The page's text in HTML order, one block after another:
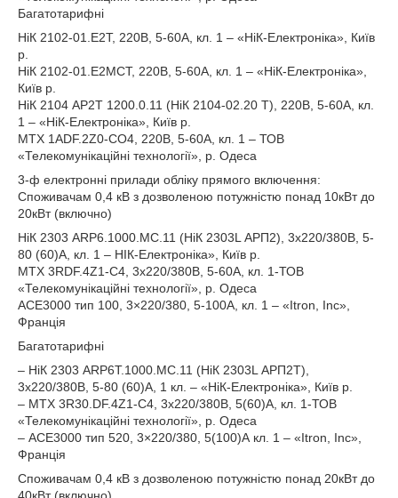
Багатотарифні
НіК 2102-01.E2T, 220В, 5-60А, кл. 1 – «НіК-Електроніка», Київ
р.
НіК 2102-01.Е2МСТ, 220В, 5-60А, кл. 1 – «НіК-Електроніка»,
Київ р.
НіК 2104 AP2T 1200.0.11 (НіК 2104-02.20 T), 220В, 5-60А, кл.
1 – «НіК-Електроніка», Київ р.
MTX 1ADF.2Z0-CO4, 220В, 5-60А, кл. 1 – ТОВ
«Телекомунікаційні технології», р. Одеса
3-ф електронні прилади обліку прямого включення:
Споживачам 0,4 кВ з дозволеною потужністю понад 10кВт до
20кВт (включно)
НіК 2303 ARP6.1000.MC.11 (НіК 2303L АРП2), 3х220/380В, 5-
80 (60)А, кл. 1 – НІК-Електроніка», Київ р.
MTX 3RDF.4Z1-C4, 3х220/380В, 5-60А, кл. 1-ТОВ
«Телекомунікаційні технології», р. Одеса
ACE3000 тип 100, 3×220/380, 5-100А, кл. 1 – «Itron, Inc»,
Франція
Багатотарифні
– НіК 2303 ARP6Т.1000.MC.11 (НіК 2303L АРП2Т),
3х220/380В, 5-80 (60)А, 1 кл. – «НіК-Електроніка», Київ р.
– MTX 3R30.DF.4Z1-C4, 3х220/380В, 5(60)А, кл. 1-ТОВ
«Телекомунікаційні технології», р. Одеса
– ACE3000 тип 520, 3×220/380, 5(100)А кл. 1 – «Itron, Inc»,
Франція
Споживачам 0,4 кВ з дозволеною потужністю понад 20кВт до